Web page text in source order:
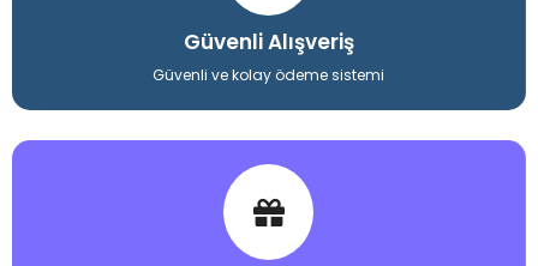
Güvenli Alışveriş
Güvenli ve kolay ödeme sistemi